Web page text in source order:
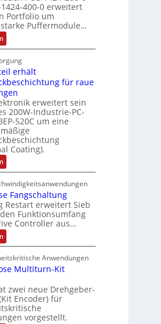
V
D
M
A
l
e
k
t
r
i
s
c
h
e
t
o
m
a
t
i
o
g
e
w
e
n
J
a
r
e
s
z
i
e
l
e
t
e
r
b
e
i
S
P
N
e
n
4
,
M
i
l
l
i
o
n
e
n
A
r
b
e
i
t
s
k
f
t
e
o
u
t
A
u
t
o
m
a
t
i
o
n
e
x
p
a
n
d
i
e
r
1424-400-0 erweitert
Portfolio um
Puffermodule…
:
P
f
f
e
r
m
o
d
u
l
e
m
i
t
2
u
n
d
4
0
A
erhält
für raue
erweitert sein
200W-Industrie-PC-
520C um eine
Coating).
:
I
C
-
N
e
t
z
t
e
l
e
ä
l
t
S
Fangschaltung
Restart erweitert Sieb
Funktionsumfang
Controller aus…
:
S
n
s
l
o
s
e
Anwendungen
Multiturn-Kit
zwei neue Drehgeber-
Encoder) für
vorgestellt.